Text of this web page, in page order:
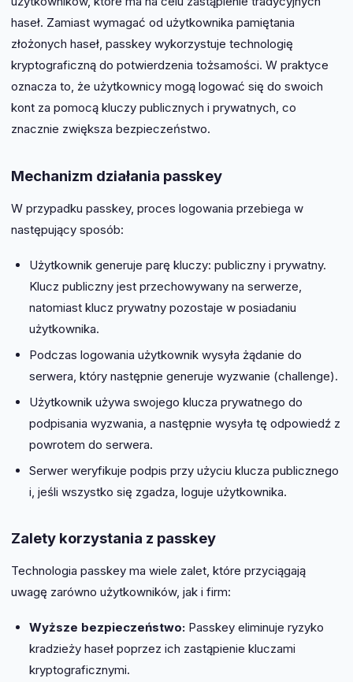
haseł. Zamiast wymagać od użytkownika pamiętania
złożonych haseł, passkey wykorzystuje technologię
kryptograficzną do potwierdzenia tożsamości. W praktyce
oznacza to, że użytkownicy mogą logować się do swoich
kont za pomocą kluczy publicznych i prywatnych, co
znacznie zwiększa bezpieczeństwo.
Mechanizm działania passkey
W przypadku passkey, proces logowania przebiega w
następujący sposób:
Użytkownik generuje parę kluczy: publiczny i prywatny.
Klucz publiczny jest przechowywany na serwerze,
natomiast klucz prywatny pozostaje w posiadaniu
użytkownika.
Podczas logowania użytkownik wysyła żądanie do
serwera, który następnie generuje wyzwanie (challenge).
Użytkownik używa swojego klucza prywatnego do
podpisania wyzwania, a następnie wysyła tę odpowiedź z
powrotem do serwera.
Serwer weryfikuje podpis przy użyciu klucza publicznego
i, jeśli wszystko się zgadza, loguje użytkownika.
Zalety korzystania z passkey
Technologia passkey ma wiele zalet, które przyciągają
uwagę zarówno użytkowników, jak i firm:
Wyższe bezpieczeństwo:Passkey eliminuje ryzyko
kradzieży haseł poprzez ich zastąpienie kluczami
kryptograficznymi.